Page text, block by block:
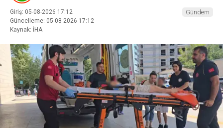
Giriş: 05-08-2026 17:12
Güncelleme: 05-08-2026 17:12
Kaynak: İHA
Gündem